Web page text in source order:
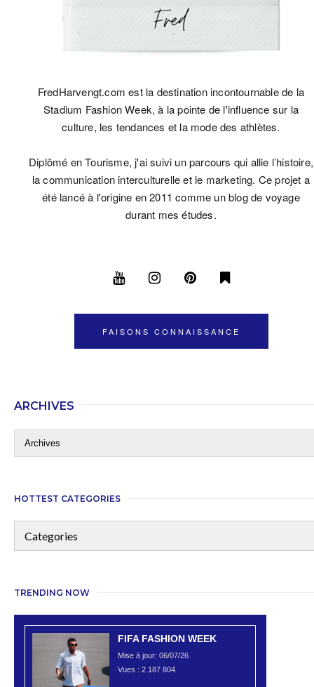
FredHarvengt.com est la destination incontournable de la
Stadium Fashion Week, à la pointe de l'influence sur la
culture, les tendances et la mode des athlètes.
Diplômé en Tourisme, j'ai suivi un parcours qui allie l’histoire,
la communication interculturelle et le marketing. Ce projet a
été lancé à l'origine en 2011 comme un blog de voyage
durant mes études.
FAISONS CONNAISSANCE
ARCHIVES
HOTTEST CATEGORIES
TRENDING NOW
FIFA FASHION WEEK
Mise à jour: 06/07/26
Vues : 2 187 804